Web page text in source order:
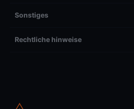
Sonstiges
Rechtliche hinweise